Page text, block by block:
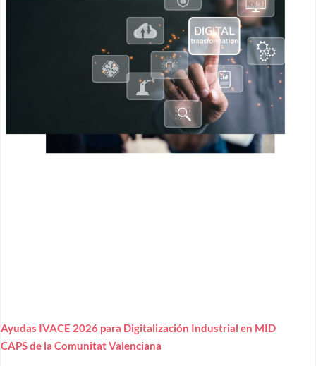
Ayudas IVACE 2026 para Digitalización Industrial en MID
CAPS de la Comunitat Valenciana